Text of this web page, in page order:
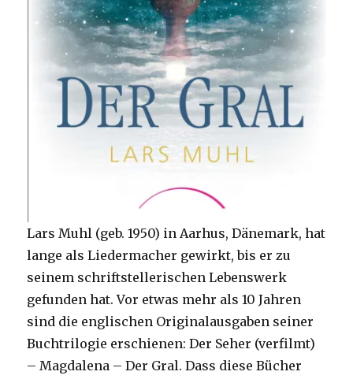
Lars Muhl (geb. 1950) in Aarhus, Dänemark, hat
lange als Liedermacher gewirkt, bis er zu
seinem schriftstellerischen Lebenswerk
gefunden hat. Vor etwas mehr als 10 Jahren
sind die englischen Originalausgaben seiner
Buchtrilogie erschienen: Der Seher (verfilmt)
– Magdalena – Der Gral. Dass diese Bücher